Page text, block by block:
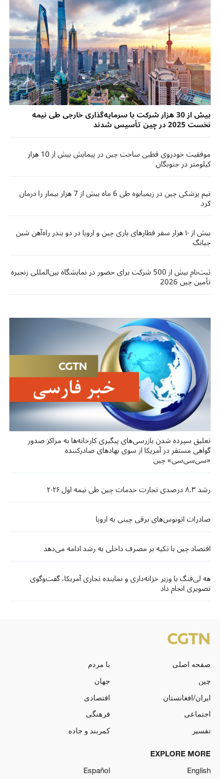
بیش از 30 هزار شرکت با سرمایه‌گذاری خارجی طی نیمه
نخست 2025 در چین تأسیس شدند
موفقیت خودروی قطبی ساخت چین در پیمایش بیش از 10 هزار
کیلومتر در جنوبگان
تیم پزشکی چین در زیمبابوه طی 6 ماه بیش از 7 هزار بیمار را درمان
کرد
بیش از ۱۰ هزار سفر قطارهای باری چین و اروپا در دو بندر راه‌آهن شین‌
جیانگ
ثبت‌نام بیش از 500 شرکت برای حضور در نمایشگاه بین‌المللی زنجیره
تأمین چین 2026
تعلیق سپرده شدن بازرسی‌های پیگیری کارخانه‌ها به مراکز صدور
گواهی مستقر در آمریکا از سوی نهادهای صادرکننده
«سی‌سی‌سی» چین
رشد ۸.۳ درصدی تجارت خدمات چین طی نیمه اول ۲۰۲۶
صادرات اتوبوس‌های برقی چینی به اروپا
اقتصاد چین با تکیه بر مصرف داخلی به رشد ادامه می‌دهد
هه لی‌فنگ با وزیر خزانه‌داری و نماینده تجاری آمریکا، گفت‌وگوی
تصویری انجام داد
صفحه اصلی
با مردم
چین
جهان
ایران/افغانستان
اقتصادی
اجتماعی
فرهنگی
تفسیر
کمربند و جاده
EXPLORE MORE
English
Español